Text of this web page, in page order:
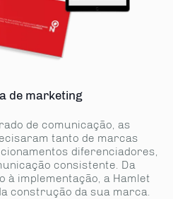
de marketing
de comunicação, as
tanto de marcas
diferenciadores,
consistente. Da
à implementação, a Hamlet
construção da sua marca.